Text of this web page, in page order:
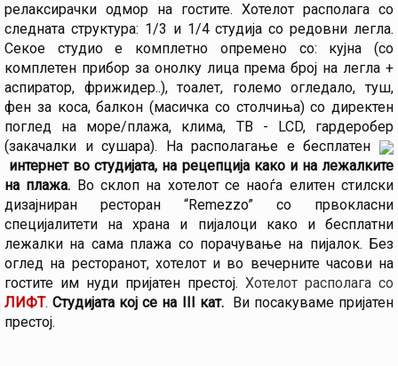
релаксирачки одмор на гостите. Хотелот располага со
следната структура: 1/3 и 1/4 студија со редовни легла.
Секое студио е комплетно опремено со: кујна (со
комплетен прибор за онолку лица према број на легла +
аспиратор, фрижидер..), тоалет, големо огледало, туш,
фен за коса, балкон (масичка со столчиња) со директен
поглед на море/плажа, клима, ТВ - LCD, гардеробер
(закачалки и сушара). На располагање е бесплатен
интернет во студијата, на рецепција како и на лежалките
на плажа. Во склоп на хотелот се наоѓа елитен стилски
дизајниран ресторан “Remezzo” со првокласни
специјалитети на храна и пијалоци како и бесплатни
лежалки на сама плажа со порачување на пијалок. Без
оглед на ресторанот, хотелот и во вечерните часови на
гостите им нуди пријатен престој. Хотелот располага со
ЛИФТ.Студијата кој се на III кат.
Ви посакуваме пријатен
престој.